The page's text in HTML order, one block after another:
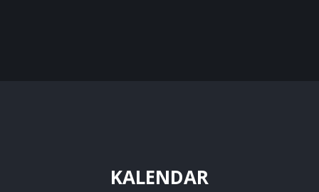
KALENDAR